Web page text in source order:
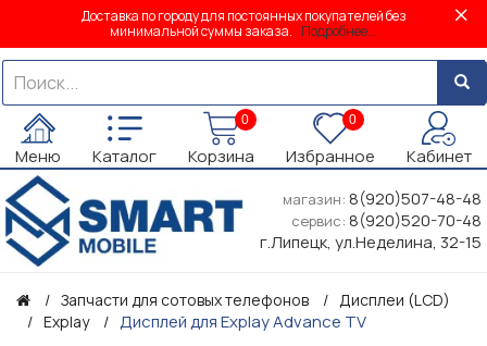
Доставка по городу для постоянных покупателей без
минимальной суммы заказа. Подробнее...
Меню Каталог
0
Корзина
0
Избранное Кабинет
магазин: 8(920)507-48-48
сервис: 8(920)520-70-48
г.Липецк, ул.Неделина, 32-15
Запчасти для сотовых телефонов
Дисплеи (LCD)
Explay
Дисплей для Explay Advance TV